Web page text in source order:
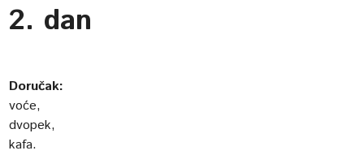
2. dan
Doručak:
voće,
dvopek,
kafa.